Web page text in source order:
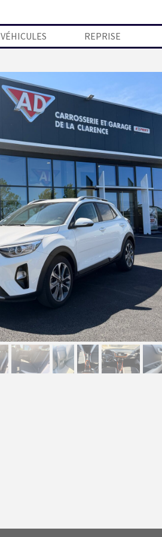
Sauter le
VÉHICULES REPRISE